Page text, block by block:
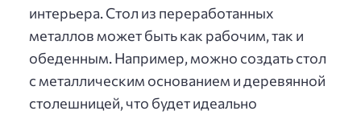
интерьера. Стол из переработанных
металлов может быть как рабочим, так и
обеденным. Например, можно создать стол
с металлическим основанием и деревянной
столешницей, что будет идеально